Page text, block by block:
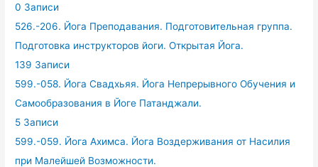
0 Записи
526.-206. Йога Преподавания. Подготовительная группа.
Подготовка инструкторов йоги. Открытая Йога.
139 Записи
599.-058. Йога Свадхьяя. Йога Непрерывного Обучения и
Самообразования в Йоге Патанджали.
5 Записи
599.-059. Йога Ахимса. Йога Воздерживания от Насилия
при Малейшей Возможности.